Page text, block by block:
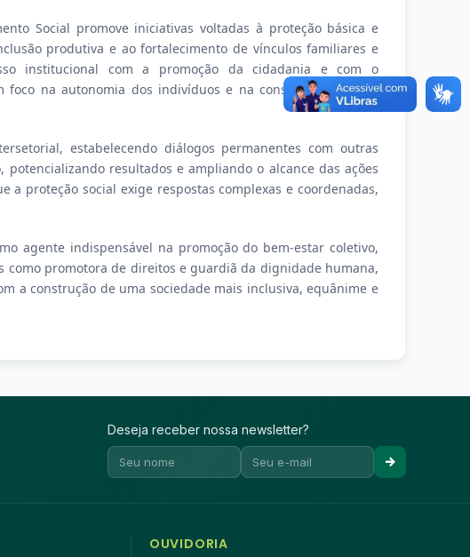
Social promove iniciativas voltadas à proteção básica e
produtiva e ao fortalecimento de vínculos familiares e
institucional com a promoção da cidadania e com o
foco na autonomia dos indivíduos e na construção de uma
estabelecendo diálogos permanentes com outras
resultados e ampliando o alcance das ações
a proteção social exige respostas complexas e coordenadas,
agente indispensável na promoção do bem-estar coletivo,
como promotora de direitos e guardiã da dignidade humana,
a construção de uma sociedade mais inclusiva, equânime e
Deseja receber nossa newsletter?
OUVIDORIA